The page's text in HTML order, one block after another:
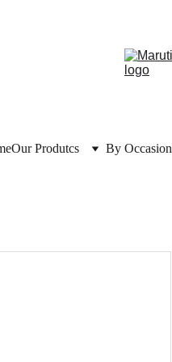
Our Produtcs By Occasion